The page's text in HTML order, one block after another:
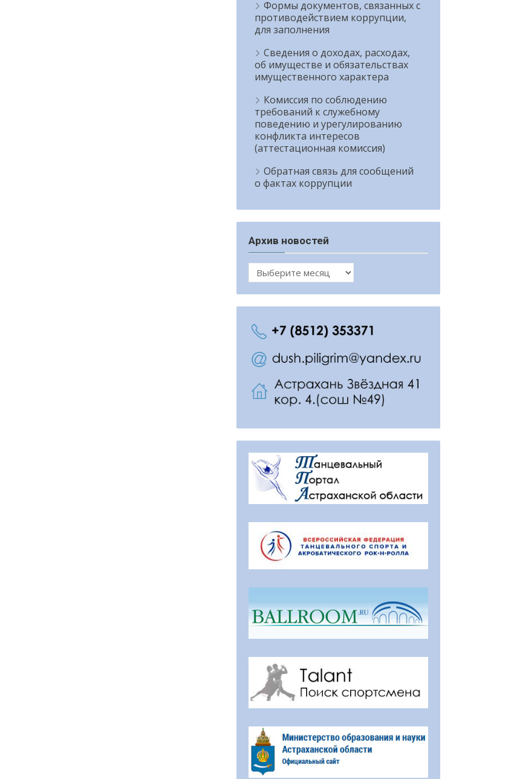
Формы документов, связанных с
противодействием коррупции,
для заполнения
Сведения о доходах, расходах,
об имуществе и обязательствах
имущественного характера
Комиссия по соблюдению
требований к служебному
поведению и урегулированию
конфликта интересов
(аттестационная комиссия)
Обратная связь для сообщений
о фактах коррупции
Архив новостей
Архив
новостей